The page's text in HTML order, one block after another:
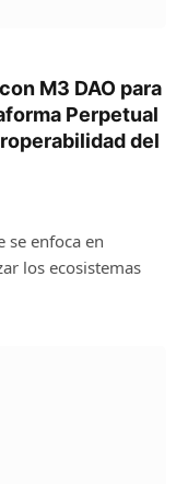
M3 DAO para
Perpetual
del
se enfoca en
los ecosistemas